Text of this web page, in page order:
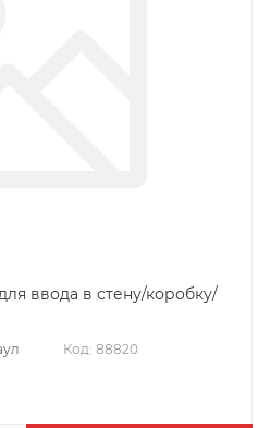
ввода в стену/коробку/
Код: 88820